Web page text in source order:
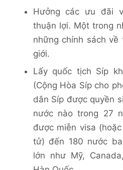
Hưởng các ưu đãi
thuận lợi. Một trong
những chính sách
giới.
Lấy quốc tịch Síp
(Cộng Hòa Síp cho
dân Síp được quyền
nước nào trong 27
được miễn visa
tử) đến 180 nước
lớn như Mỹ,